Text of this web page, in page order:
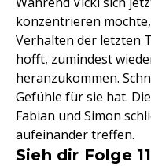
konzentrieren
Verhalten der letzten
hofft, zumindest
heranzukommen.
Gefühle für sie hat.
Fabian und Simon
aufeinander treffen.
Sieh dir Folge